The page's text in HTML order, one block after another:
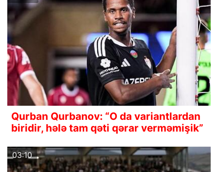
Qurban Qurbanov: “O da variantlardan
biridir, hələ tam qəti qərar verməmişik”
03:10